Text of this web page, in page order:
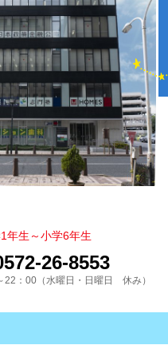
年生～小学6年生
26-8553
22：00（水曜日・日曜日 休み）